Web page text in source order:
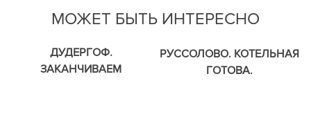
МОЖЕТ БЫТЬ ИНТЕРЕСНО
ДУДЕРГОФ.
ЗАКАНЧИВАЕМ
РУССОЛОВО. КОТЕЛЬНАЯ
ГОТОВА.